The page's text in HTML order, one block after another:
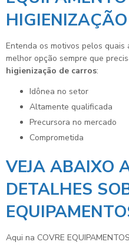
Entenda os motivos pelos quais
melhor opção sempre que
higienização de carros:
idônea no setor
altamente qualificada
precursora no mercado
comprometida
VEJA ABAIXO
DETALHES
Aqui na COVRE